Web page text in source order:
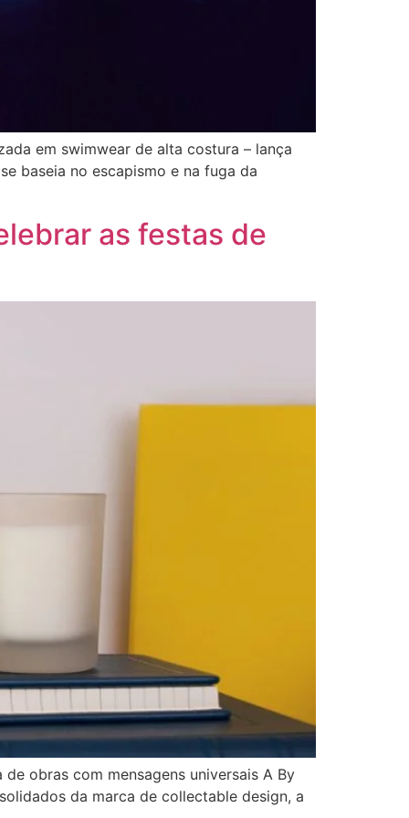
em swimwear de alta costura – lança
baseia no escapismo e na fuga da
as festas de
obras com mensagens universais A By
da marca de collectable design, a